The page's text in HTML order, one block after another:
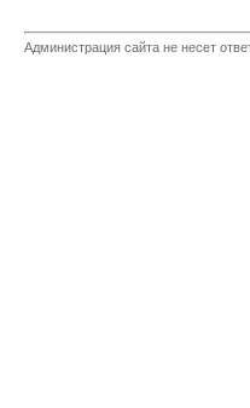
Администрация сайта не несет